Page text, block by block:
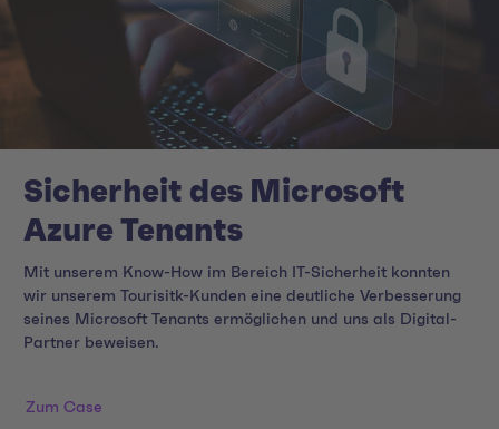
Sicherheit des Microsoft
Azure Tenants
Mit unserem Know-How im Bereich IT-Sicherheit konnten
wir unserem Tourisitk-Kunden eine deutliche Verbesserung
seines Microsoft Tenants ermöglichen und uns als Digital-
Partner beweisen.
Zum Case